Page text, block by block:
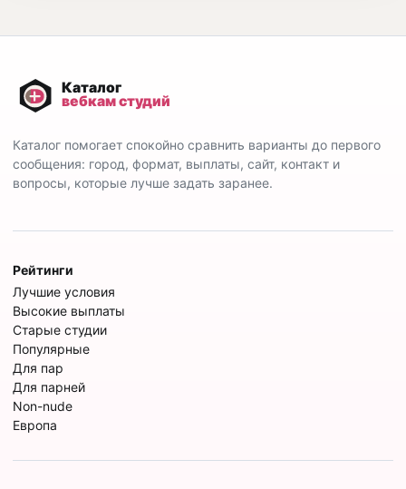
Каталог помогает спокойно сравнить варианты до первого
сообщения: город, формат, выплаты, сайт, контакт и
вопросы, которые лучше задать заранее.
Рейтинги
Лучшие условия
Высокие выплаты
Старые студии
Популярные
Для пар
Для парней
Non-nude
Европа